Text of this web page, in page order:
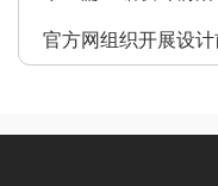
官方网组织开展设